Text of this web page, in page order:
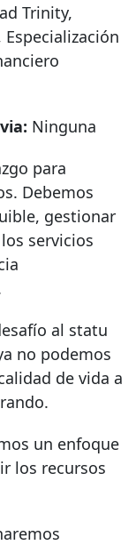
Trinity,
Ninguna
para
Debemos
gestionar
servicios
al statu
no podemos
de vida a
un enfoque
los recursos